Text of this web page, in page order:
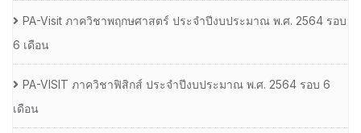
PA-Visit ภาควิชาพฤกษศาสตร์ ประจำปีงบประมาณ พ.ศ. 2564 รอบ
6 เดือน
PA-VISIT ภาควิชาฟิสิกส์ ประจำปีงบประมาณ พ.ศ. 2564 รอบ 6
เดือน